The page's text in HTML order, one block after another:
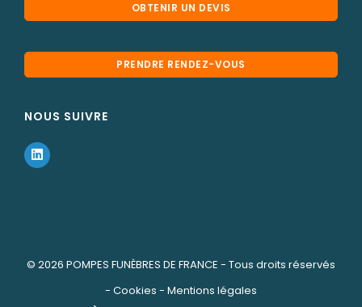
OBTENIR UN DEVIS
PRENDRE RENDEZ-VOUS
NOUS SUIVRE
© 2026 POMPES FUNÈBRES DE FRANCE - Tous droits réservés
- Cookies - Mentions légales